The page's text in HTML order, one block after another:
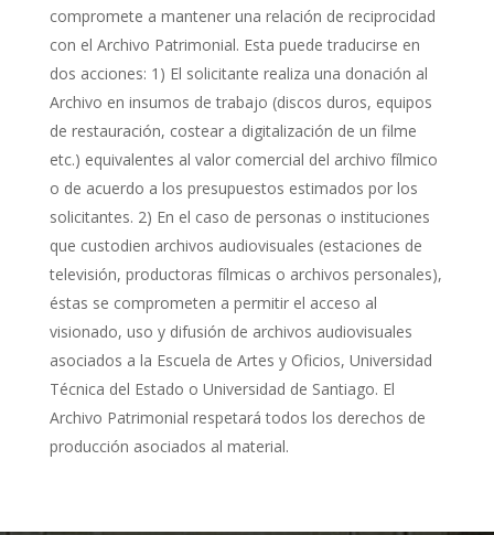
compromete a mantener una relación de reciprocidad
con el Archivo Patrimonial. Esta puede traducirse en
dos acciones: 1) El solicitante realiza una donación al
Archivo en insumos de trabajo (discos duros, equipos
de restauración, costear a digitalización de un filme
etc.) equivalentes al valor comercial del archivo fílmico
o de acuerdo a los presupuestos estimados por los
solicitantes. 2) En el caso de personas o instituciones
que custodien archivos audiovisuales (estaciones de
televisión, productoras fílmicas o archivos personales),
éstas se comprometen a permitir el acceso al
visionado, uso y difusión de archivos audiovisuales
asociados a la Escuela de Artes y Oficios, Universidad
Técnica del Estado o Universidad de Santiago. El
Archivo Patrimonial respetará todos los derechos de
producción asociados al material.